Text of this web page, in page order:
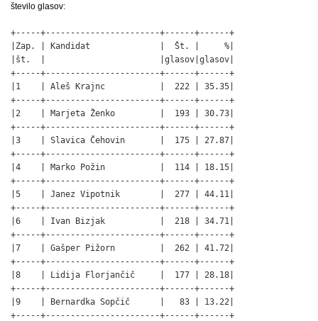
število glasov:
+-----+-----------------------+------+------+
|Zap. | Kandidat              |  Št. |     %|
|št.  |                       |glasov|glasov|
+-----+-----------------------+------+------+
|1    | Aleš Krajnc           |  222 | 35.35|
+-----+-----------------------+------+------+
|2    | Marjeta Ženko         |  193 | 30.73|
+-----+-----------------------+------+------+
|3    | Slavica Čehovin       |  175 | 27.87|
+-----+-----------------------+------+------+
|4    | Marko Požin           |  114 | 18.15|
+-----+-----------------------+------+------+
|5    | Janez Vipotnik        |  277 | 44.11|
+-----+-----------------------+------+------+
|6    | Ivan Bizjak           |  218 | 34.71|
+-----+-----------------------+------+------+
|7    | Gašper Pižorn         |  262 | 41.72|
+-----+-----------------------+------+------+
|8    | Lidija Florjančič     |  177 | 28.18|
+-----+-----------------------+------+------+
|9    | Bernardka Sopčič      |   83 | 13.22|
+-----+-----------------------+------+------+